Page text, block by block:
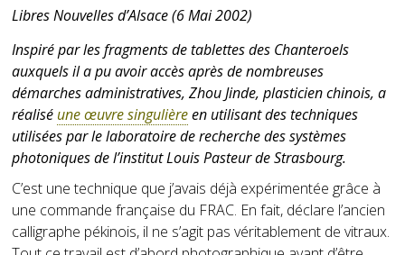
Libres Nouvelles d’Alsace (6 Mai 2002)
Inspiré par les fragments de tablettes des Chanteroels
auxquels il a pu avoir accès après de nombreuses
démarches administratives, Zhou Jinde, plasticien chinois, a
réalisé une œuvre singulièreen utilisant des techniques
utilisées par le laboratoire de recherche des systèmes
photoniques de l’institut Louis Pasteur de Strasbourg.
C’est une technique que j’avais déjà expérimentée grâce à
une commande française du FRAC. En fait, déclare l’ancien
calligraphe pékinois, il ne s’agit pas véritablement de vitraux.